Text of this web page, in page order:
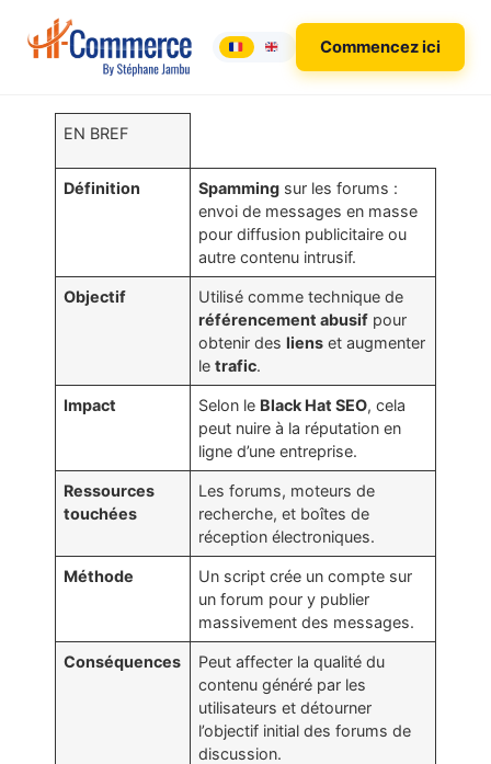
Commencez ici
EN BREF
Définition Spamming sur les forums :
envoi de messages en masse
pour diffusion publicitaire ou
autre contenu intrusif.
Objectif
Utilisé comme technique de
référencement abusif pour
obtenir desliens et augmenter
letrafic.
Impact Selon le Black Hat SEO, cela
peut nuire à la réputation en
ligne d’une entreprise.
Ressources
touchées
Les forums, moteurs de
recherche, et boîtes de
réception électroniques.
Méthode
Un script crée un compte sur
un forum pour y publier
massivement des messages.
Conséquences
Peut affecter la qualité du
contenu généré par les
utilisateurs et détourner
l’objectif initial des forums de
discussion.